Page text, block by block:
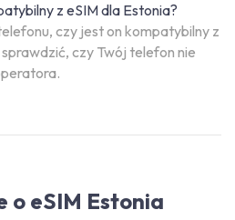
z eSIM dla Estonia?
czy jest on kompatybilny z
czy Twój telefon nie
o eSIM Estonia